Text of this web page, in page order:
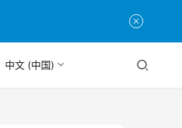
中文 (中国)